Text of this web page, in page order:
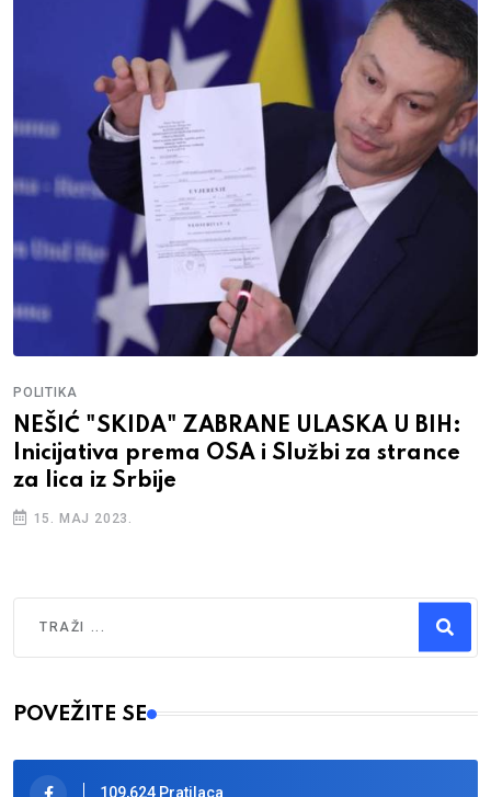
POLITIKA
NEŠIĆ "SKIDA" ZABRANE ULASKA U BIH:
Inicijativa prema OSA i Službi za strance
za lica iz Srbije
15. MAJ 2023.
Type 2 or more characters for results.
POVEŽITE SE
109,624 Pratilaca